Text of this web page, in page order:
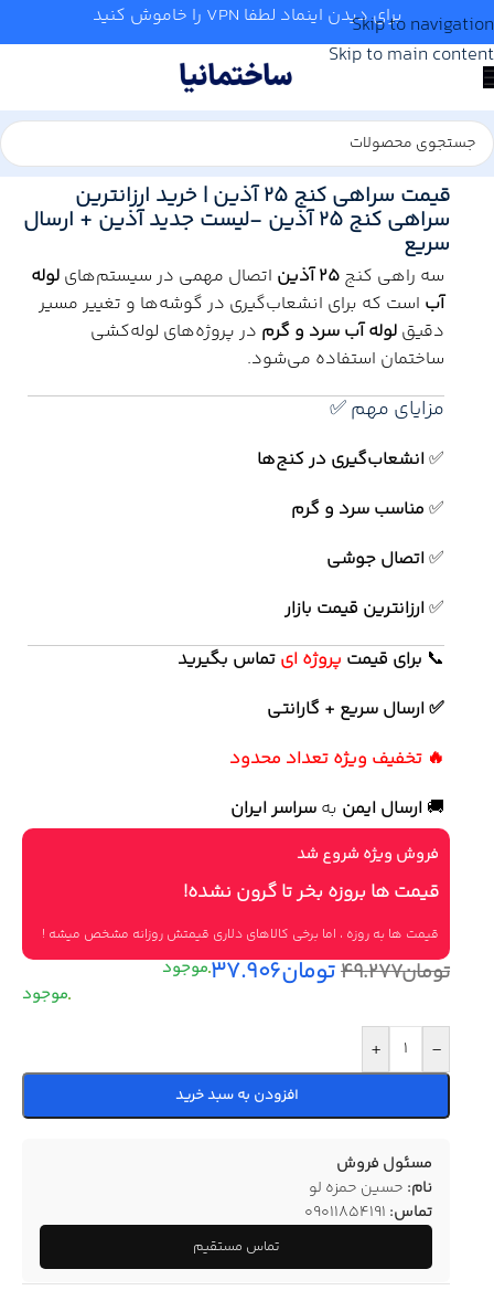
Skip to navigation
Skip to main content
برای دیدن اینماد لطفا VPN را خاموش کنید
آب و تاسیسات
قیمت سراهی کنج 25 آذین | خرید ارزانترین
سراهی کنج 25 آذین -لیست جدید آذین + ارسال
سریع
سه راهی کنج 25 آذین اتصال مهمی در سیستم‌های لوله
آب است که برای انشعاب‌گیری در گوشه‌ها و تغییر مسیر
دقیق لوله آب سرد و گرم در پروژه‌های لوله‌کشی
ساختمان استفاده می‌شود.
مزایای مهم ✅
✅انشعاب‌گیری در کنج‌ها
✅ مناسب سرد و گرم
✅اتصال جوشی
✅ارزانترین قیمت بازار
📞 برای قیمت پروژه ای تماس بگیرید
✅ ارسال سریع + گارانتی
🔥 تخفیف ویژه تعداد محدود
🚚 ارسال ایمن به سراسر ایران
فروش ویژه شروع شد
قیمت ها بروزه بخر تا گرون نشده!
قیمت ها به روزه ، اما برخی کالاهای دلاری قیمتش روزانه مشخص میشه !
تومان۴۹.۲۷۷تومان۳۷.۹۰۶
-
+
افزودن به سبد خرید
مسئول فروش
نام: حسین حمزه لو
تماس: 09011854191
تماس مستقیم